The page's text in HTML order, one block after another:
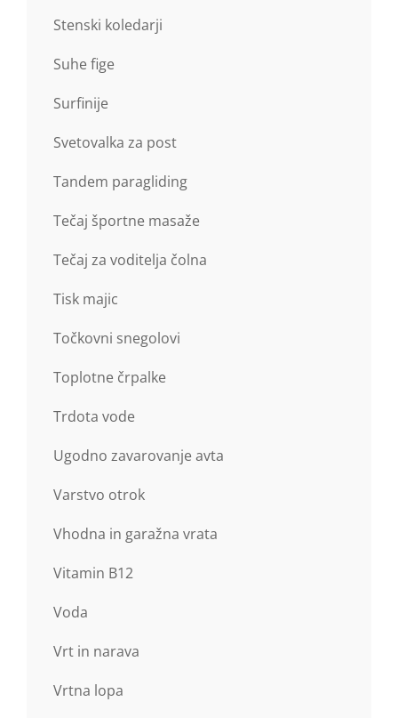
Stenski koledarji
Suhe fige
Surfinije
Svetovalka za post
Tandem paragliding
Tečaj športne masaže
Tečaj za voditelja čolna
Tisk majic
Točkovni snegolovi
Toplotne črpalke
Trdota vode
Ugodno zavarovanje avta
Varstvo otrok
Vhodna in garažna vrata
Vitamin B12
Voda
Vrt in narava
Vrtna lopa